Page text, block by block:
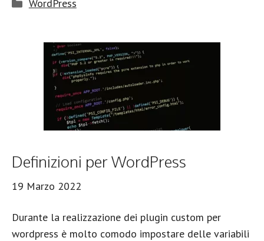
WordPress
Definizioni per WordPress
19 Marzo 2022
Durante la realizzazione dei plugin custom per
wordpress è molto comodo impostare delle variabili